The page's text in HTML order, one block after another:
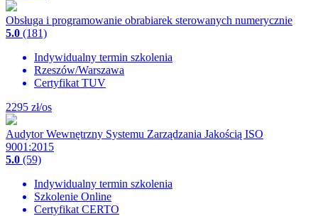
Obsługa i programowanie obrabiarek sterowanych numerycznie
5.0 (181)
Indywidualny termin szkolenia
Rzeszów/Warszawa
Certyfikat TUV
2295 zł/os
Audytor Wewnętrzny Systemu Zarządzania Jakością ISO
9001:2015
5.0 (59)
Indywidualny termin szkolenia
Szkolenie Online
Certyfikat CERTO